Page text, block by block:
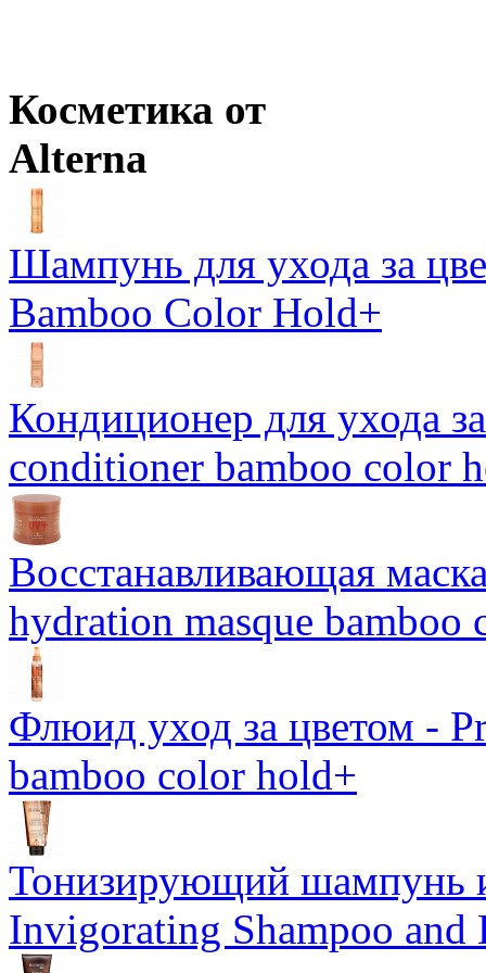
Косметика от
Alterna
Шампунь для ухода за
Bamboo Color Hold+
Кондиционер для ухода
conditioner bamboo color
Восстанавливающая
hydration masque bamboo
Флюид уход за цветом -
bamboo color hold+
Тонизирующий шампунь
Invigorating Shampoo and